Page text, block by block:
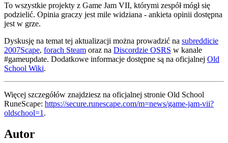
To wszystkie projekty z Game Jam VII, którymi zespół mógł się
podzielić. Opinia graczy jest mile widziana - ankieta opinii dostępna
jest w grze.
Dyskusję na temat tej aktualizacji można prowadzić na subreddicie
2007Scape, forach Steam oraz na Discordzie OSRS w kanale
#gameupdate. Dodatkowe informacje dostępne są na oficjalnej Old
School Wiki.
Więcej szczegółów znajdziesz na oficjalnej stronie Old School
RuneScape: https://secure.runescape.com/m=news/game-jam-vii?
oldschool=1 .
Autor